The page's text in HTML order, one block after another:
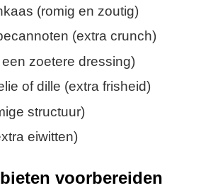
(romig en zoutig)
(extra crunch)
zoetere dressing)
of dille (extra frisheid)
structuur)
eiwitten)
voorbereiden